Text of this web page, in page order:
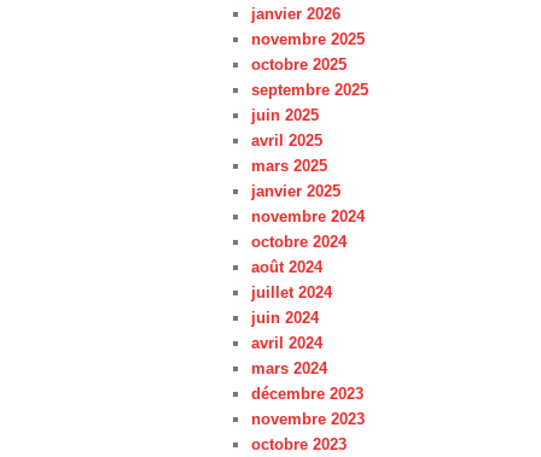
janvier 2026
novembre 2025
octobre 2025
septembre 2025
juin 2025
avril 2025
mars 2025
janvier 2025
novembre 2024
octobre 2024
août 2024
juillet 2024
juin 2024
avril 2024
mars 2024
décembre 2023
novembre 2023
octobre 2023